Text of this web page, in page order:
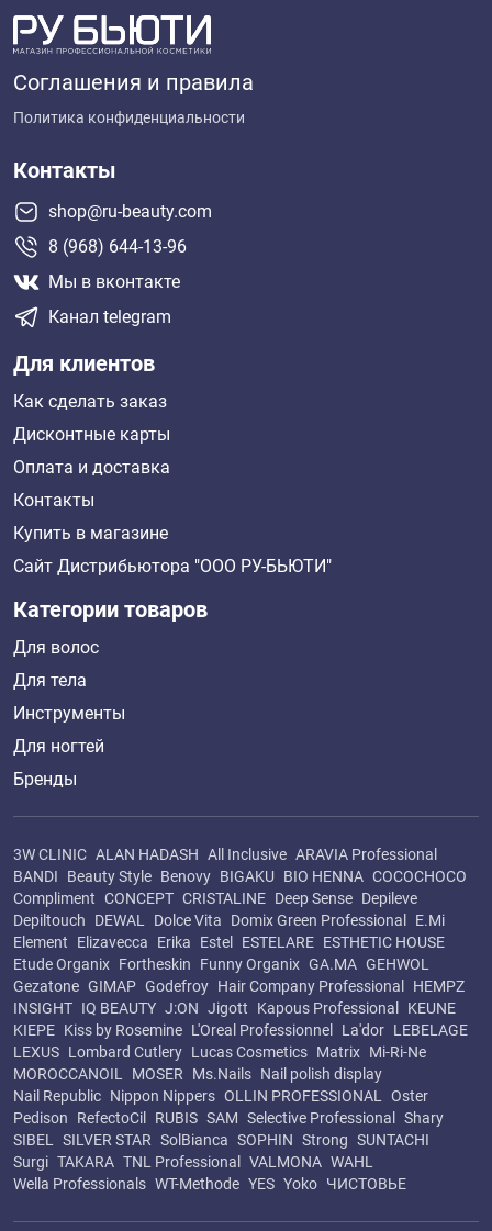
Соглашения и правила
Политика конфиденциальности
Контакты
shop@ru-beauty.com
8 (968) 644-13-96
Мы в вконтакте
Канал telegram
Для клиентов
Как сделать заказ
Дисконтные карты
Оплата и доставка
Контакты
Купить в магазине
Сайт Дистрибьютора "ООО РУ-БЬЮТИ"
Категории товаров
Для волос
Для тела
Инструменты
Для ногтей
Бренды
3W CLINIC ALAN HADASH All Inclusive ARAVIA Professional
BANDI
Beauty Style Benovy BIGAKU BIO HENNA COCOCHOCO
Compliment CONCEPT CRISTALINE Deep Sense Depileve
Depiltouch
DEWAL Dolce Vita Domix Green Professional
E.Mi
Element
Elizavecca Erika Estel ESTELARE ESTHETIC HOUSE
Etude Organix Fortheskin Funny Organix GA.MA GEHWOL
Gezatone GIMAP Godefroy Hair Company Professional
HEMPZ
INSIGHT IQ BEAUTY J:ON Jigott Kapous Professional
KEUNE
KIEPE Kiss by Rosemine L'Oreal Professionnel La'dor LEBELAGE
LEXUS Lombard Cutlery Lucas Cosmetics Matrix Mi-Ri-Ne
MOROCCANOIL MOSER Ms.Nails Nail polish display
Nail Republic Nippon Nippers OLLIN PROFESSIONAL Oster
Pedison
RefectoCil RUBIS SAM Selective Professional
Shary
SIBEL SILVER STAR SolBianca SOPHIN Strong SUNTACHI
Surgi TAKARA TNL Professional VALMONA WAHL
Wella Professionals WT-Methode YES Yoko ЧИСТОВЬЕ